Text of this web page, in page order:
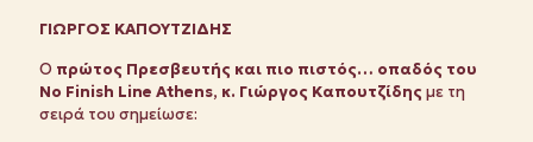
ΓΙΩΡΓΟΣ ΚΑΠΟΥΤΖΙΔΗΣ
Ο πρώτος Πρεσβευτής και πιο πιστός… οπαδός του
No Finish Line Athens, κ. Γιώργος Καπουτζίδης με τη
σειρά του σημείωσε: